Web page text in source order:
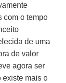
com o tempo
de uma
de valor
agora ser
existe mais o